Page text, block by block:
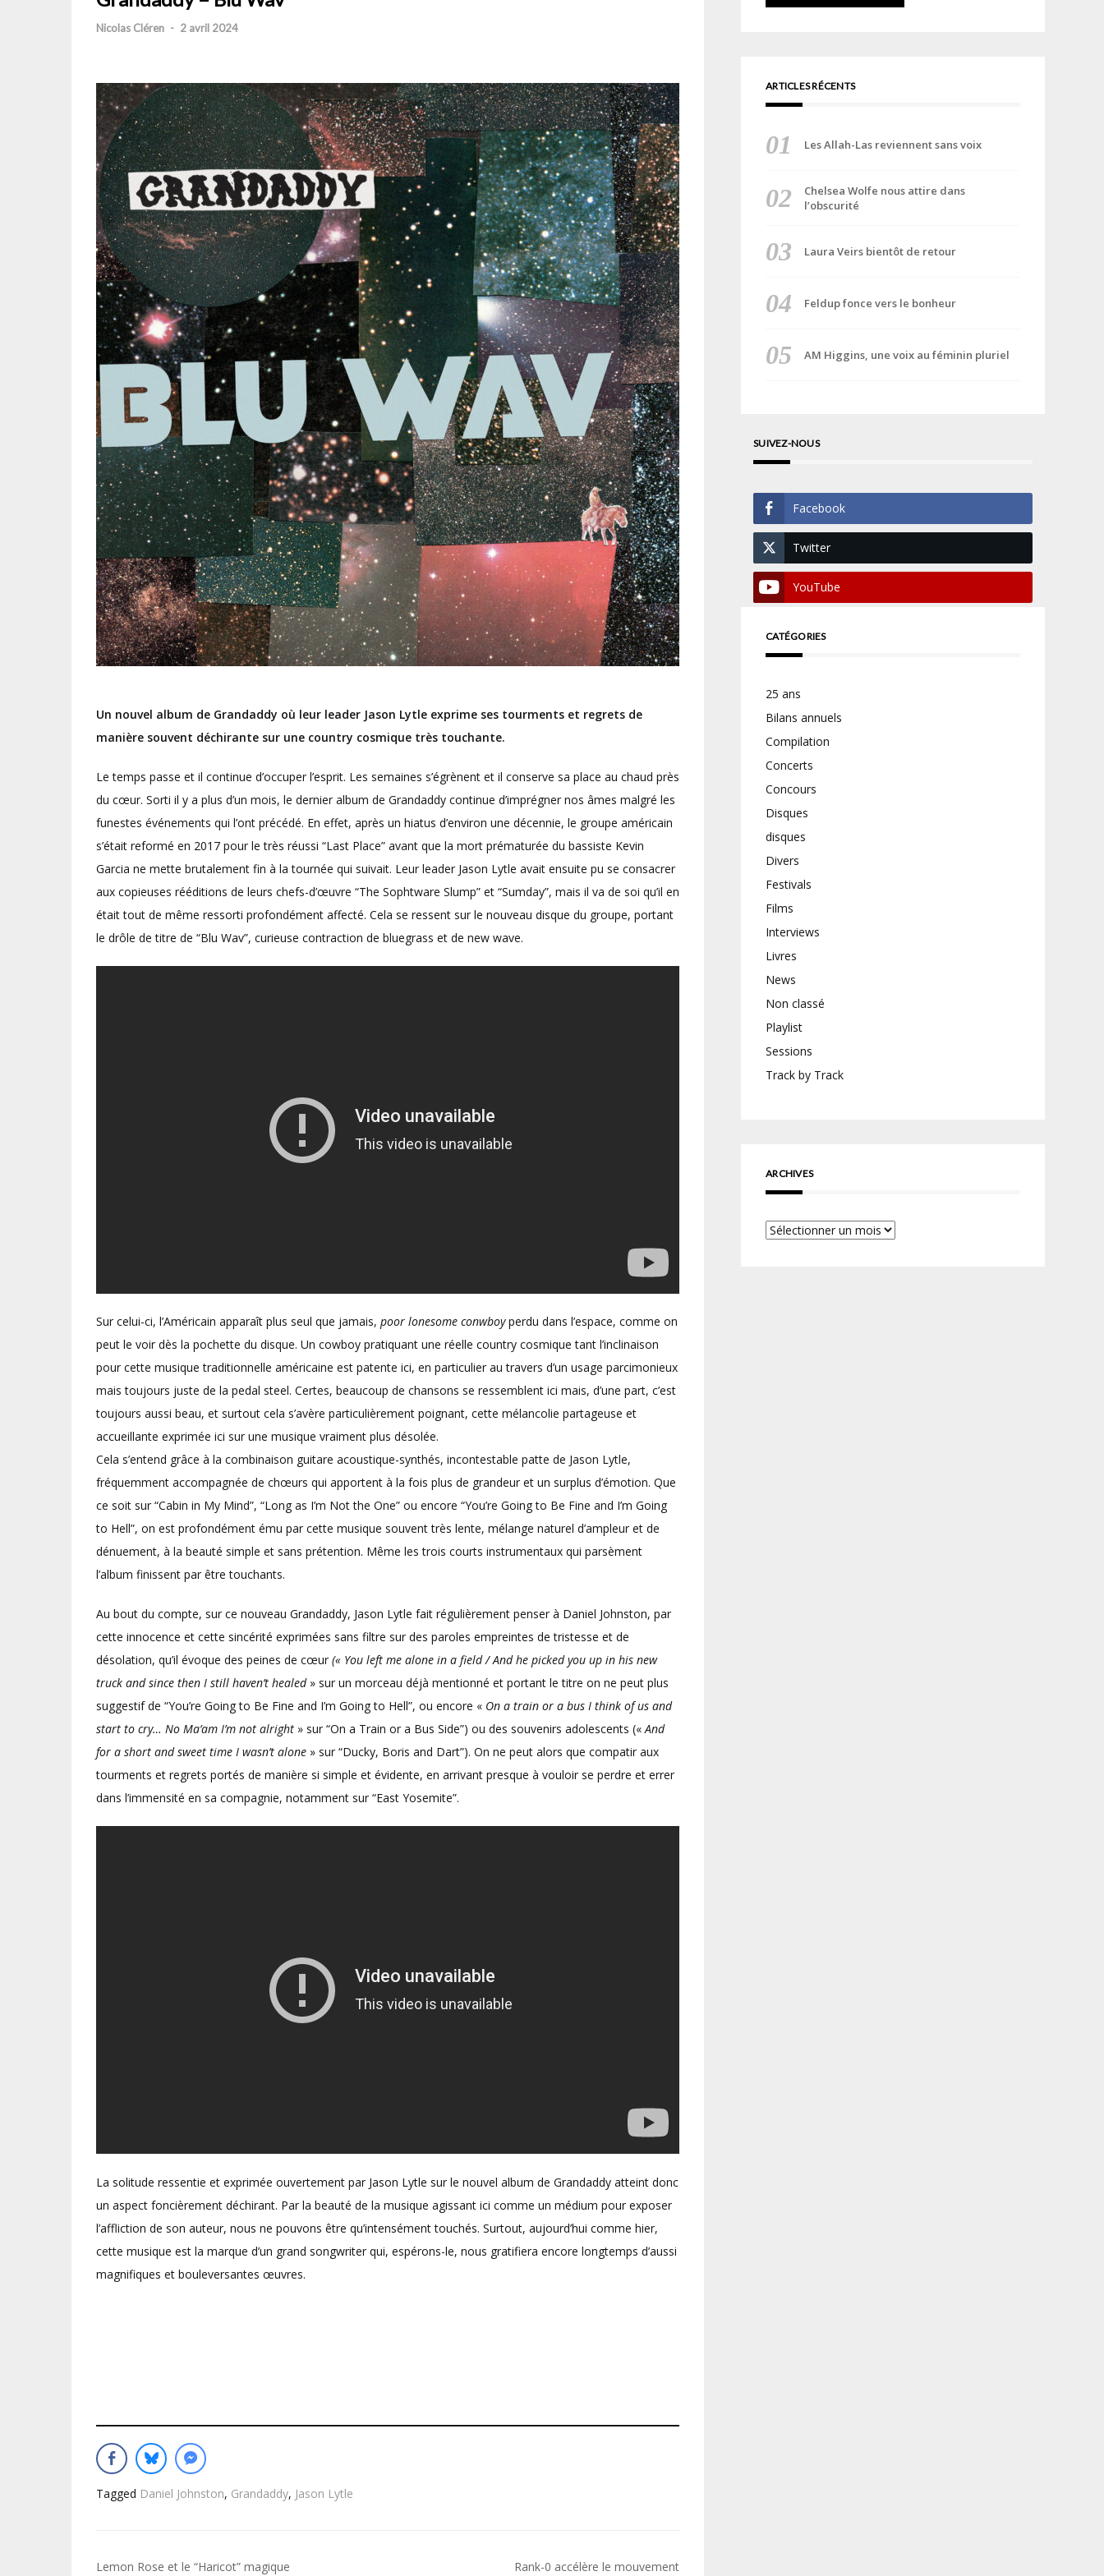
Nicolas Cléren - 2 avril 2024
Un nouvel album de Grandaddy où leur leader Jason Lytle exprime ses tourments et regrets de
manière souvent déchirante sur une country cosmique très touchante.
Le temps passe et il continue d’occuper l’esprit. Les semaines s’égrènent et il conserve sa place au chaud près
du cœur. Sorti il y a plus d’un mois, le dernier album de Grandaddy continue d’imprégner nos âmes malgré les
funestes événements qui l’ont précédé. En effet, après un hiatus d’environ une décennie, le groupe américain
s’était reformé en 2017 pour le très réussi “Last Place” avant que la mort prématurée du bassiste Kevin
Garcia ne mette brutalement fin à la tournée qui suivait. Leur leader Jason Lytle avait ensuite pu se consacrer
aux copieuses rééditions de leurs chefs-d’œuvre “The Sophtware Slump” et “Sumday”, mais il va de soi qu’il en
était tout de même ressorti profondément affecté. Cela se ressent sur le nouveau disque du groupe, portant
le drôle de titre de “Blu Wav”, curieuse contraction de bluegrass et de new wave.
Sur celui-ci, l’Américain apparaît plus seul que jamais, poor lonesome conwboyperdu dans l’espace, comme on
peut le voir dès la pochette du disque. Un cowboy pratiquant une réelle country cosmique tant l’inclinaison
pour cette musique traditionnelle américaine est patente ici, en particulier au travers d’un usage parcimonieux
mais toujours juste de la pedal steel. Certes, beaucoup de chansons se ressemblent ici mais, d’une part, c’est
toujours aussi beau, et surtout cela s’avère particulièrement poignant, cette mélancolie partageuse et
accueillante exprimée ici sur une musique vraiment plus désolée.
Cela s’entend grâce à la combinaison guitare acoustique-synthés, incontestable patte de Jason Lytle,
fréquemment accompagnée de chœurs qui apportent à la fois plus de grandeur et un surplus d’émotion. Que
ce soit sur “Cabin in My Mind”, “Long as I’m Not the One” ou encore “You’re Going to Be Fine and I’m Going
to Hell”, on est profondément ému par cette musique souvent très lente, mélange naturel d’ampleur et de
dénuement, à la beauté simple et sans prétention. Même les trois courts instrumentaux qui parsèment
l’album finissent par être touchants.
Au bout du compte, sur ce nouveau Grandaddy, Jason Lytle fait régulièrement penser à Daniel Johnston, par
cette innocence et cette sincérité exprimées sans filtre sur des paroles empreintes de tristesse et de
désolation, qu’il évoque des peines de cœur (« You left me alone in a field / And he picked you up in his new
truck and since then I still haven’t healed» sur un morceau déjà mentionné et portant le titre on ne peut plus
suggestif de “You’re Going to Be Fine and I’m Going to Hell”, ou encore « On a train or a bus I think of us and
start to cry… No Ma’am I’m not alright » sur “On a Train or a Bus Side”) ou des souvenirs adolescents («And
for a short and sweet time I wasn’t alone » sur “Ducky, Boris and Dart”). On ne peut alors que compatir aux
tourments et regrets portés de manière si simple et évidente, en arrivant presque à vouloir se perdre et errer
dans l’immensité en sa compagnie, notamment sur “East Yosemite”.
La solitude ressentie et exprimée ouvertement par Jason Lytle sur le nouvel album de Grandaddy atteint donc
un aspect foncièrement déchirant. Par la beauté de la musique agissant ici comme un médium pour exposer
l’affliction de son auteur, nous ne pouvons être qu’intensément touchés. Surtout, aujourd’hui comme hier,
cette musique est la marque d’un grand songwriter qui, espérons-le, nous gratifiera encore longtemps d’aussi
magnifiques et bouleversantes œuvres.
Tagged Daniel Johnston, Grandaddy, Jason Lytle
Navigation
Lemon Rose et le “Haricot” magique Rank-0 accélère le mouvement
ARTICLES RÉCENTS
Les Allah-Las reviennent sans voix
Chelsea Wolfe nous attire dans
l’obscurité
Laura Veirs bientôt de retour
Feldup fonce vers le bonheur
AM Higgins, une voix au féminin pluriel
SUIVEZ-NOUS
Facebook
Twitter
YouTube
CATÉGORIES
25 ans
Bilans annuels
Compilation
Concerts
Concours
Disques
disques
Divers
Festivals
Films
Interviews
Livres
News
Non classé
Playlist
Sessions
Track by Track
ARCHIVES
Archives